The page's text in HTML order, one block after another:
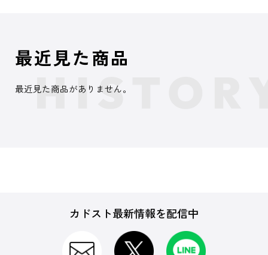
最近見た商品
最近見た商品がありません。
カドスト最新情報を配信中